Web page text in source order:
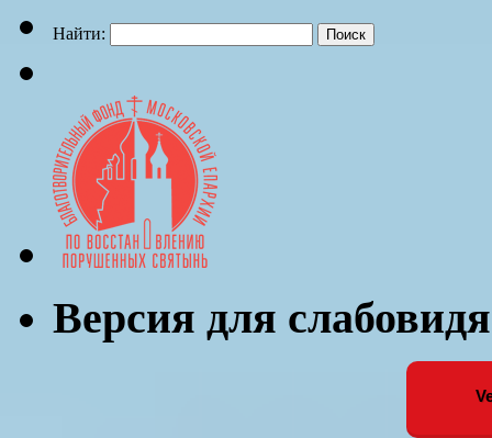
Найти:
Версия для